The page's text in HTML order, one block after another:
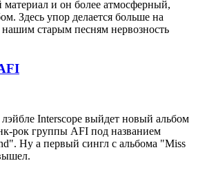
и он более атмосферный,
Здесь упор делается больше на
старым песням нервозность
Interscope выйдет новый альбом
рок группы AFI под названием
Ну а первый сингл с альбома "Miss